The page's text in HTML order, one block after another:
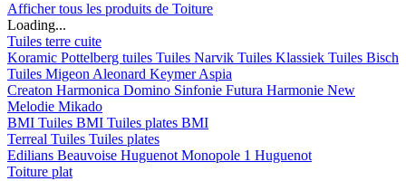
Afficher tous les produits de Toiture
Loading...
Tuiles terre cuite
Koramic Pottelberg tuiles Tuiles Narvik Tuiles Klassiek Tuiles Bisch
Tuiles Migeon Aleonard KeymerAspia
Creaton Harmonica Domino Sinfonie Futura Harmonie New
Melodie Mikado
BMI Tuiles BMI Tuiles plates BMI
Terreal Tuiles Tuiles plates
Edilians Beauvoise Huguenot Monopole 1 Huguenot
Toiture plat